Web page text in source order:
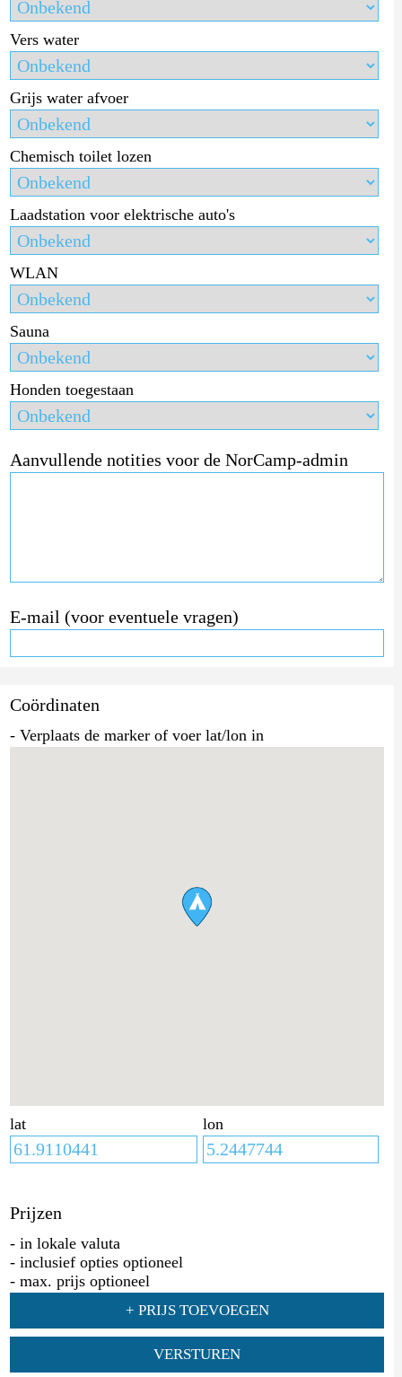
Vers water
Grijs water afvoer
Chemisch toilet lozen
Laadstation voor elektrische auto's
WLAN
Sauna
Honden toegestaan
Aanvullende notities voor de NorCamp-admin
E-mail (voor eventuele vragen)
Coördinaten
- Verplaats de marker of voer lat/lon in
lat lon
Prijzen
- in lokale valuta
- inclusief opties optioneel
- max. prijs optioneel
+ PRIJS TOEVOEGEN
VERSTUREN